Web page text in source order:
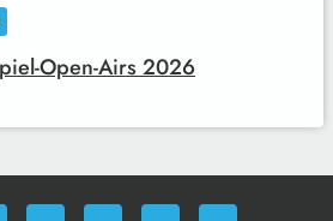
Open-Airs 2026